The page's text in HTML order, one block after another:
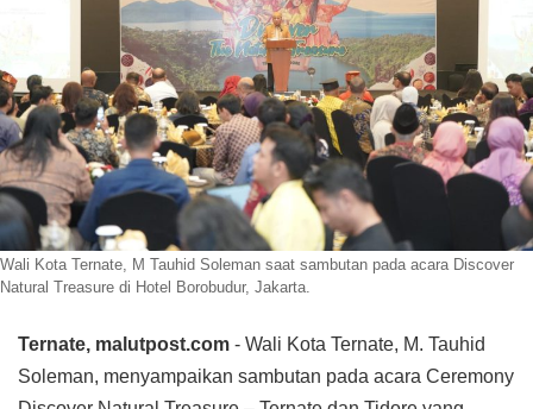
Wali Kota Ternate, M Tauhid Soleman saat sambutan pada acara Discover
Natural Treasure di Hotel Borobudur, Jakarta.
Ternate, malutpost.com - Wali Kota Ternate, M. Tauhid
Soleman, menyampaikan sambutan pada acara Ceremony